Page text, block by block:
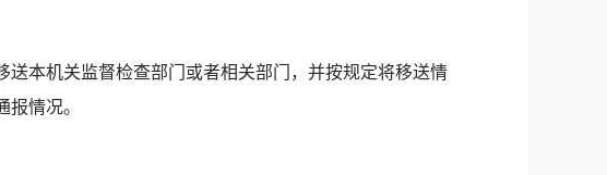
本机关监督检查部门或者相关部门，并按规定将移送情
情况。